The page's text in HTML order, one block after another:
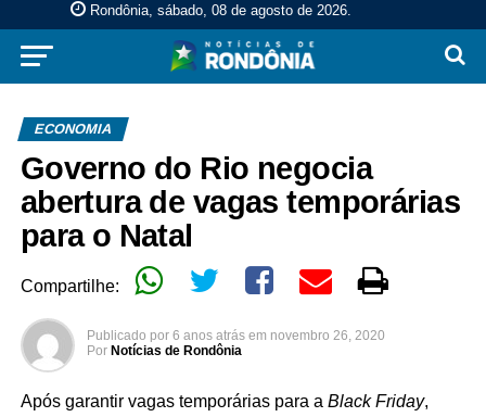
Rondônia, sábado, 08 de agosto de 2026.
ECONOMIA
Governo do Rio negocia
abertura de vagas temporárias
para o Natal
Compartilhe:
Publicado por 6 anos atrás em novembro 26, 2020
Por Notícias de Rondônia
Após garantir vagas temporárias para a Black Friday,